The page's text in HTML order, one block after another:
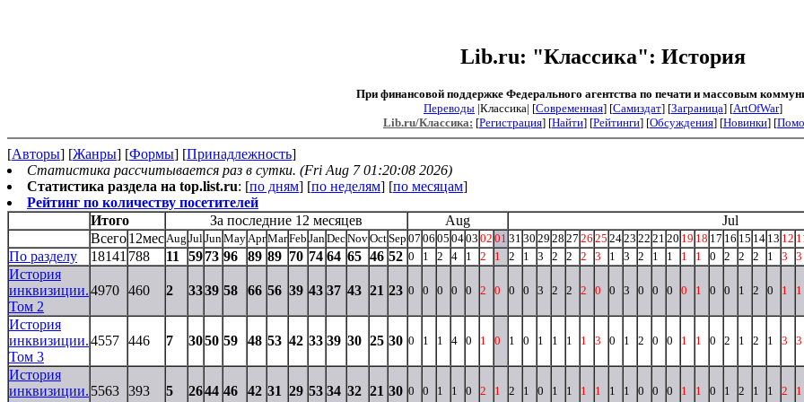
Lib.ru: "Классика": История
При финансовой поддержке Федерального агентства по печати и массовым
Переводы |Классика| [Современная] [Самиздат] [Заграница] [ArtOfWar]
Lib.ru/Классика: [Регистрация] [Найти] [Рейтинги] [Обсуждения] [Новинки] [
[Авторы] [Жанры] [Формы] [Принадлежность]
Статистика рассчитывается раз в сутки. (Fri Aug 7 01:20:08 2026)
Статистика раздела на top.list.ru: [по дням] [по неделям] [по месяцам]
Рейтинг по количеству посетителей
Итого
За последние 12 месяцев Aug Jul
Всего12мес Aug Jul Jun May AprMarFeb Jan DecNovOctSep 07 06 05 0403 02 01 31 30 29 28 27 26 25 2423 22 21 20 19 18 17 16 15 14 13 12
По разделу 18141 788 11 5973 96 89 89 70 74 64 65 46 52 0 1 2 4 1 2 1 2 1 3 2 2 2 3 1 3 2 1 1 1 1 0 2 2 2 1 3 3
История
инквизиции.
Том 2
4970 460 2 3339 58 66 56 39 43 37 43 21 23 0 0 0 0 0 2 0 0 0 3 2 2 2 0 0 3 0 0 0 0 1 0 0 1 2 0 1 1
История
инквизиции.
Том 3
4557 446 7 3050 59 48 53 42 33 39 30 25 30 0 1 1 4 0 1 0 1 0 1 1 1 1 3 0 1 2 0 0 1 1 0 2 1 2 1 3 3
История
инквизиции. 5563 393 5 2644 46 42 31 29 53 34 32 21 30 0 0 1 1 0 2 1 2 1 0 1 1 1 1 1 1 0 0 0 1 1 0 1 2 1 1 2 1